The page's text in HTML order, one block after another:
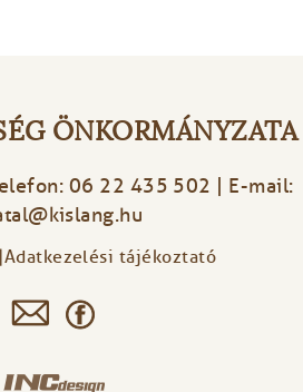
ÖNKORMÁNYZATA
06 22 435 502 | E-mail:
Footer
menu
Adatkezelési tájékoztató